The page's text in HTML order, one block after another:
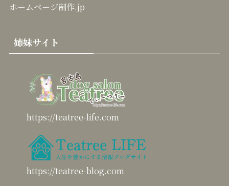
ホームページ制作.jp
姉妹サイト
https://teatree-life.com
https://teatree-blog.com